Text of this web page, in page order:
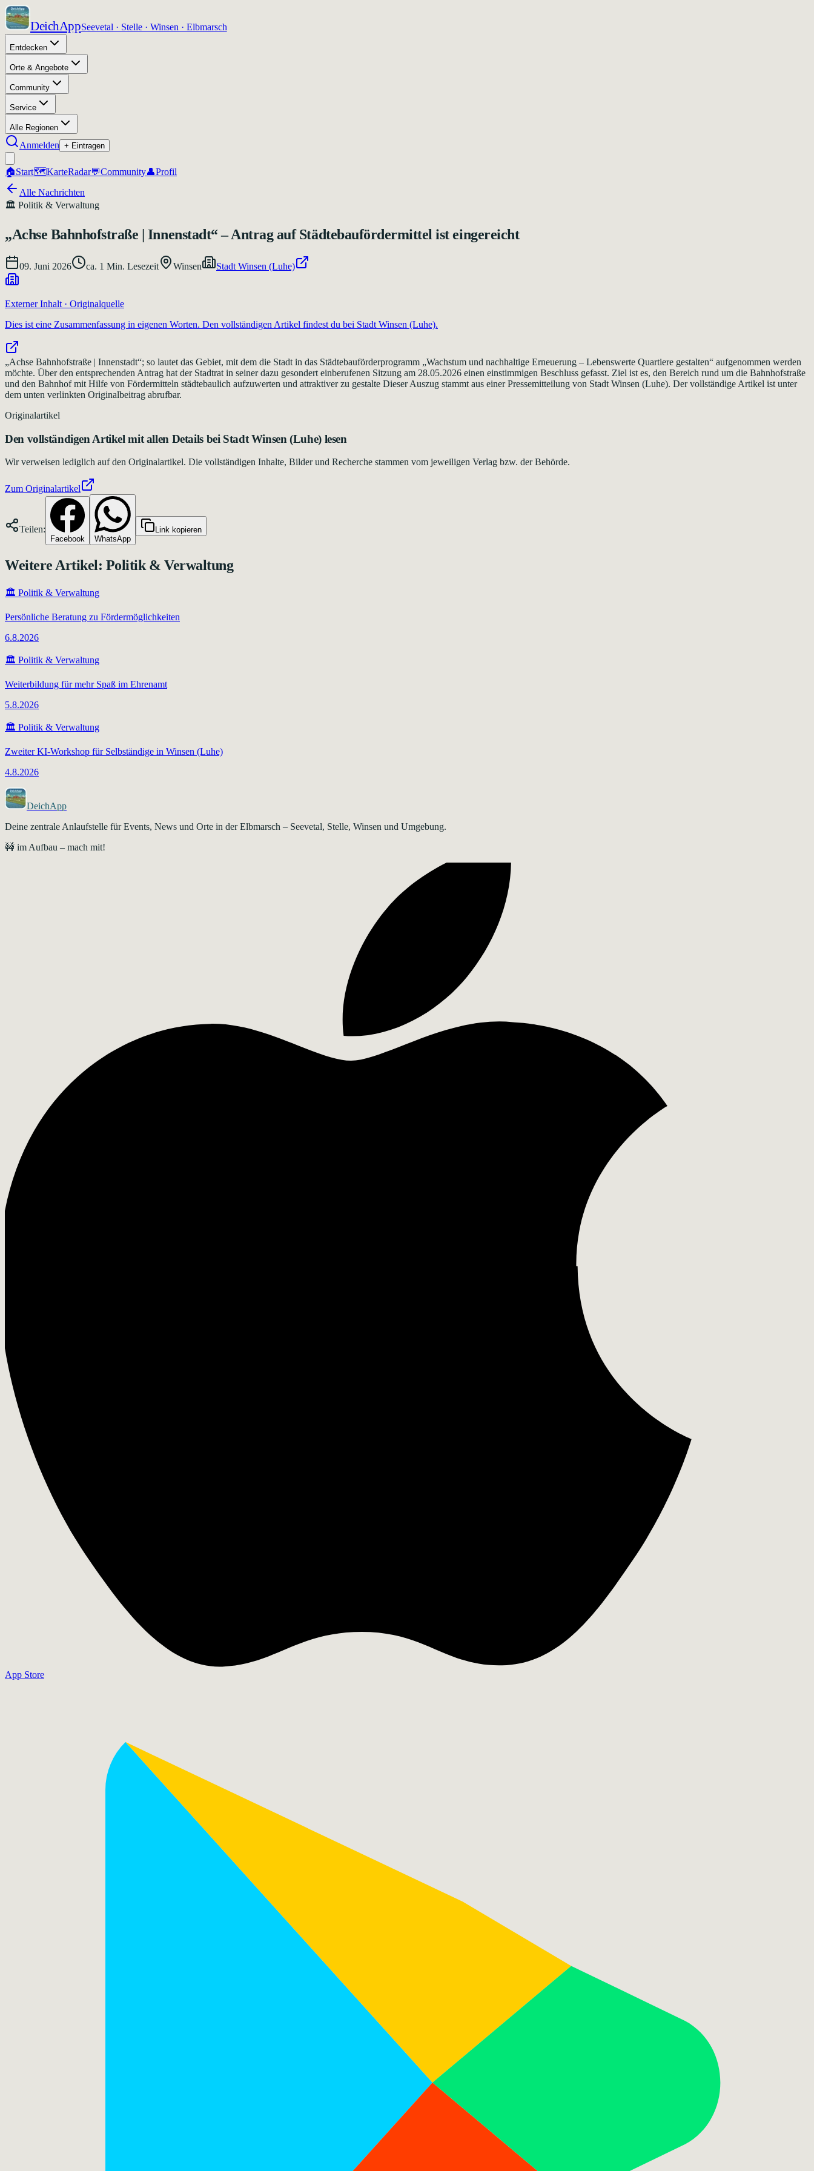
DeichAppSeevetal · Stelle · Winsen · Elbmarsch
Entdecken
Orte & Angebote
Community
Service
Alle Regionen
Anmelden + Eintragen
🏠Start🗺️KarteRadar💬Community👤Profil
Alle Nachrichten
🏛️ Politik & Verwaltung
„Achse Bahnhofstraße | Innenstadt“ – Antrag auf Städtebaufördermittel ist eingereicht
09. Juni 2026 ca. 1 Min. Lesezeit Winsen Stadt Winsen (Luhe)
Externer Inhalt · Originalquelle
Dies ist eine Zusammenfassung in eigenen Worten. Den vollständigen Artikel findest du bei Stadt Winsen (Luhe).
„Achse Bahnhofstraße | Innenstadt“; so lautet das Gebiet, mit dem die Stadt in das Städtebauförderprogramm „Wachstum und nachhaltige Erneuerung – Lebenswerte Quartiere gestalten“ aufgenommen werden
möchte. Über den entsprechenden Antrag hat der Stadtrat in seiner dazu gesondert einberufenen Sitzung am 28.05.2026 einen einstimmigen Beschluss gefasst. Ziel ist es, den Bereich rund um die Bahnhofstraße
und den Bahnhof mit Hilfe von Fördermitteln städtebaulich aufzuwerten und attraktiver zu gestalte Dieser Auszug stammt aus einer Pressemitteilung von Stadt Winsen (Luhe). Der vollständige Artikel ist unter
dem unten verlinkten Originalbeitrag abrufbar.
Originalartikel
Den vollständigen Artikel mit allen Details bei Stadt Winsen (Luhe)lesen
Wir verweisen lediglich auf den Originalartikel. Die vollständigen Inhalte, Bilder und Recherche stammen vom jeweiligen Verlag bzw. der Behörde.
Zum Originalartikel
Teilen:
Facebook WhatsApp
Link kopieren
Weitere Artikel: Politik & Verwaltung
🏛️ Politik & Verwaltung
Persönliche Beratung zu Fördermöglichkeiten
6.8.2026
🏛️ Politik & Verwaltung
Weiterbildung für mehr Spaß im Ehrenamt
5.8.2026
🏛️ Politik & Verwaltung
Zweiter KI-Workshop für Selbständige in Winsen (Luhe)
4.8.2026
DeichApp
Deine zentrale Anlaufstelle für Events, News und Orte in der Elbmarsch – Seevetal, Stelle, Winsen und Umgebung.
🚧 im Aufbau – mach mit!
App Store